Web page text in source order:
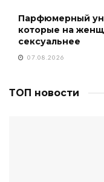
Парфюмерный
которые на
сексуальнее
07.08.2026
ТОП новости